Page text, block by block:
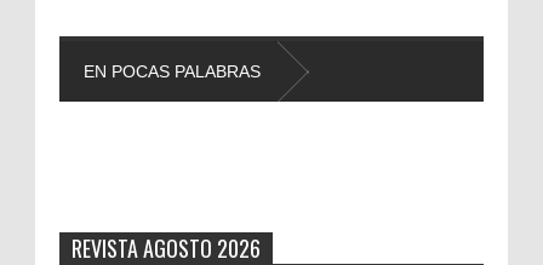
EN POCAS PALABRAS
REVISTA AGOSTO 2026